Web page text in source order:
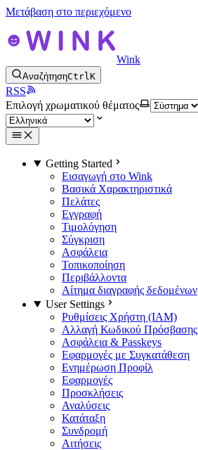
Μετάβαση στο περιεχόμενο
Wink
ΑναζήτησηCtrlK
RSS
Επιλογή χρωματικού θέματος
Getting Started
Εισαγωγή στο Wink
Βασικά Χαρακτηριστικά
Πελάτες
Εγγραφή
Τιμολόγηση
Σύγκριση
Ασφάλεια
Τοπικοποίηση
Περιβάλλοντα
Αίτημα διαγραφής δεδομένων
User Settings
Ρυθμίσεις Χρήστη (IAM)
Αλλαγή Κωδικού Πρόσβασης
Ασφάλεια & Passkeys
Εφαρμογές με Συγκατάθεση
Ενημέρωση Προφίλ
Εφαρμογές
Προσκλήσεις
Αναλύσεις
Κατάταξη
Συνδρομή
Αιτήσεις